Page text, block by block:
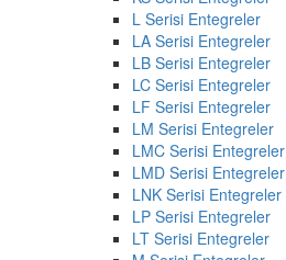
L Serisi Entegreler
LA Serisi Entegreler
LB Serisi Entegreler
LC Serisi Entegreler
LF Serisi Entegreler
LM Serisi Entegreler
LMC Serisi Entegreler
LMD Serisi Entegreler
LNK Serisi Entegreler
LP Serisi Entegreler
LT Serisi Entegreler